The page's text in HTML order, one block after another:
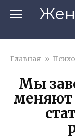
Главная »
Мы